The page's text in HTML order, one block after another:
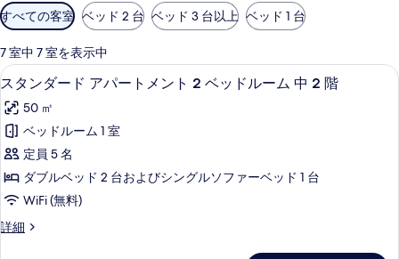
利
用
可
能
な
客
室
の
り
込
み
すべての客室 ベッド 2 台 ベッド 3 台以上 ベッド 1 台
7 室中 7 室を表示中
ス
タ
ン
ダ
ー
ド
パ
スタンダード アパートメント 2 ベ
30
スタンダード アパートメント 2 ベッドルーム 中 2 階
50 ㎡
ベッドルーム 1 室
定員 5 名
ダブルベッド 2 台およびシングルソファーベッド 1 台
WiFi (無料)
詳細
ス